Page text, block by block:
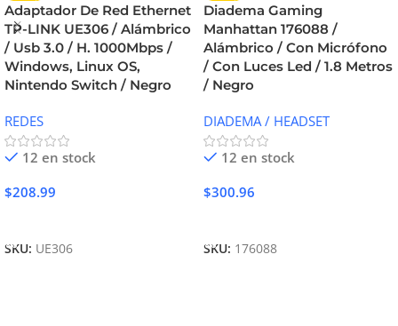
Adaptador De Red Ethernet
TP-LINK UE306 / Alámbrico
/ Usb 3.0 / H. 1000Mbps /
Windows, Linux OS,
Nintendo Switch / Negro
REDES
12 en stock
$208.99
SKU: UE306
Diadema Gaming
Manhattan 176088 /
Alámbrico / Con Micrófono
/ Con Luces Led / 1.8 Metros
/ Negro
DIADEMA / HEADSET
12 en stock
$300.96
SKU: 176088